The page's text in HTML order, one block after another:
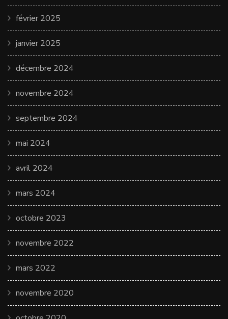
février 2025
janvier 2025
décembre 2024
novembre 2024
septembre 2024
mai 2024
avril 2024
mars 2024
octobre 2023
novembre 2022
mars 2022
novembre 2020